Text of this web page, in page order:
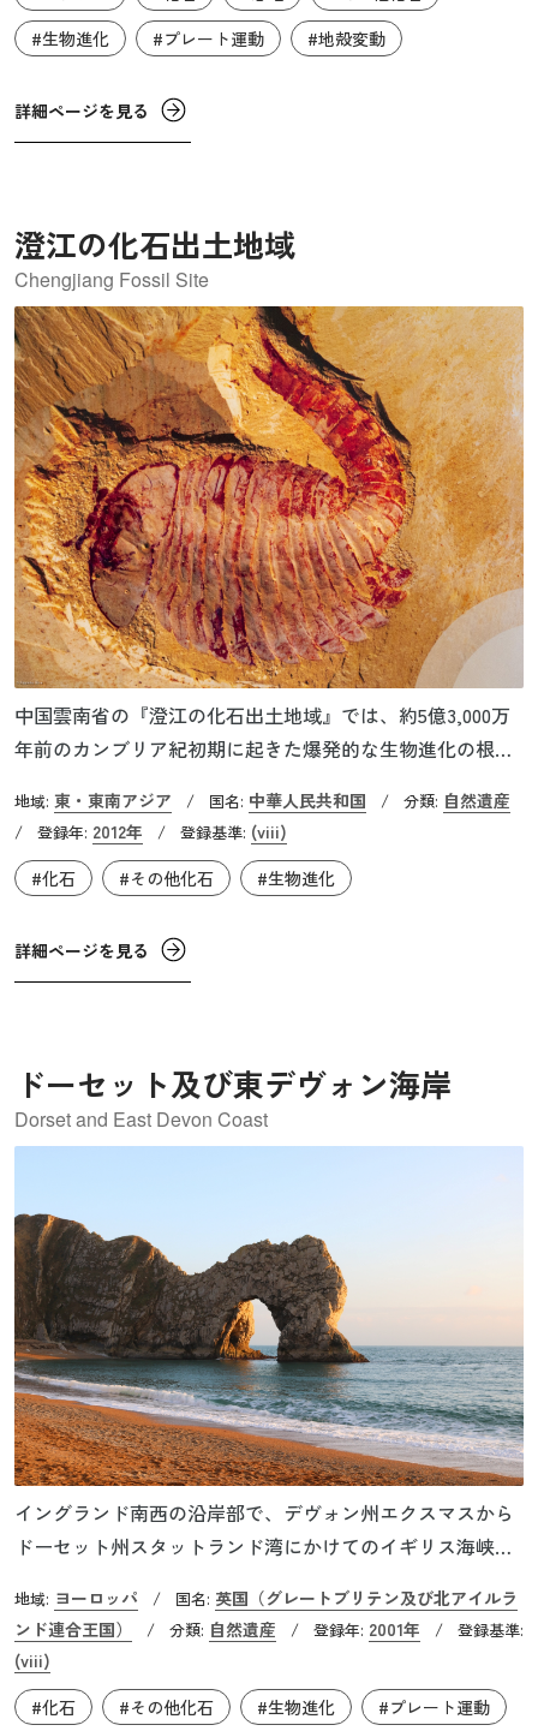
り、一面に緑が生い茂り、ヤシの木や巨大なシダが繁茂し
ていました。また、当時の大地には大河が内海へと流れ、
サメやクロコダイルなど多様な動物が生息していたことが
明らかになっています。
#生物進化
#プレート運動 #地殻変動
詳細ページを見る
澄江の化石出土地域
Chengjiang Fossil Site
中国雲南省の『澄江の化石出土地域』では、約5億3,000万
年前のカンブリア紀初期に起きた爆発的な生物進化の根拠
は藻類や複雑な消化器を持つ三葉虫の一種「ナラオイア」
といった無脊椎動物など、実に多様で少なくとも16門196種
に及びます。また、最古の脊椎動物の化石もこの地で出土
おり、通常ではあまり残ることのない軟らかな部分や細部
の構造まで残っている点が大きな特徴です。ここは、カン
地域: 東・東南アジア / 国名: 中華人民共和国 / 分類: 自然遺産
/ 登録年: 2012年 / 登録基準: (viii)
#化石
#その他化石 #生物進化
詳細ページを見る
ドーセット及び東デヴォン海岸
Dorset and East Devon Coast
イングランド南西の沿岸部で、デヴォン州エクスマスから
ドーセット州スタットランド湾にかけてのイギリス海峡に
っています。2001年に世界遺産『ドーセット及び東デヴォ
ン海岸』として登録された155㎞に及ぶ範囲には、約2億
5,200万年前の三畳紀から、ジュラ紀、白亜紀まで、約１億
8,500万年にわたる中生代の地層が露出した場所が存在し、
地域: ヨーロッパ / 国名: 英国（グレートブリテン及び北アイルラ
ンド連合王国）
/ 分類: 自然遺産 / 登録年: 2001年 / 登録基準:
(viii)
#化石
#その他化石 #生物進化
#プレート運動